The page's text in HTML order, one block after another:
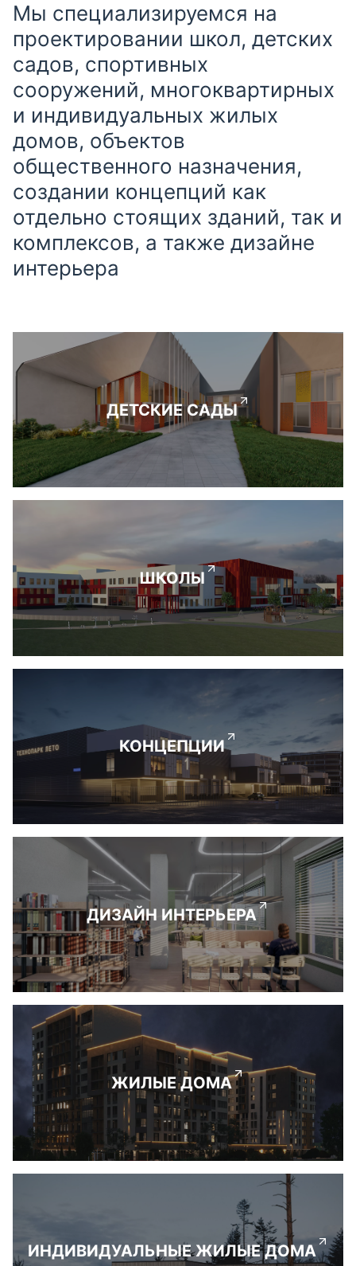
Мы специализируемся на
проектировании школ, детских
садов, спортивных
сооружений, многоквартирных
и индивидуальных жилых
домов, объектов
общественного назначения,
создании концепций как
отдельно стоящих зданий, так и
комплексов, а также дизайне
интерьера
ДЕТСКИЕ САДЫ
ШКОЛЫ
КОНЦЕПЦИИ
ДИЗАЙН ИНТЕРЬЕРА
ЖИЛЫЕ ДОМА
ИНДИВИДУАЛЬНЫЕ ЖИЛЫЕ ДОМА